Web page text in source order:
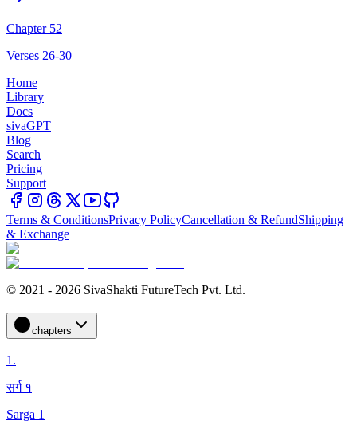
Chapter 52
Verses 26-30
Home
Library
Docs
sivaGPT
Blog
Search
Pricing
Support
Terms & ConditionsPrivacy PolicyCancellation & RefundShipping
& Exchange
© 2021 - 2026 SivaShakti FutureTech Pvt. Ltd.
chapters
1.
सर्ग १
Sarga 1